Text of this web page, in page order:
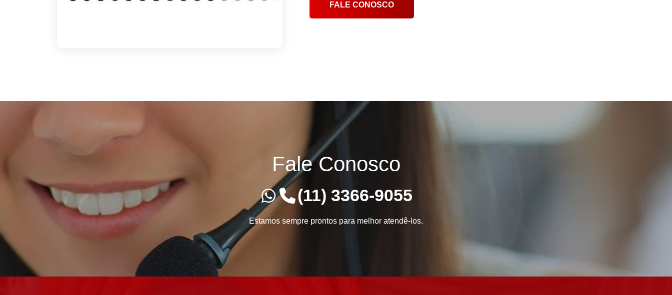
FALE CONOSCO
Fale Conosco
(11) 3366-9055
Estamos sempre prontos para melhor atendê-los.